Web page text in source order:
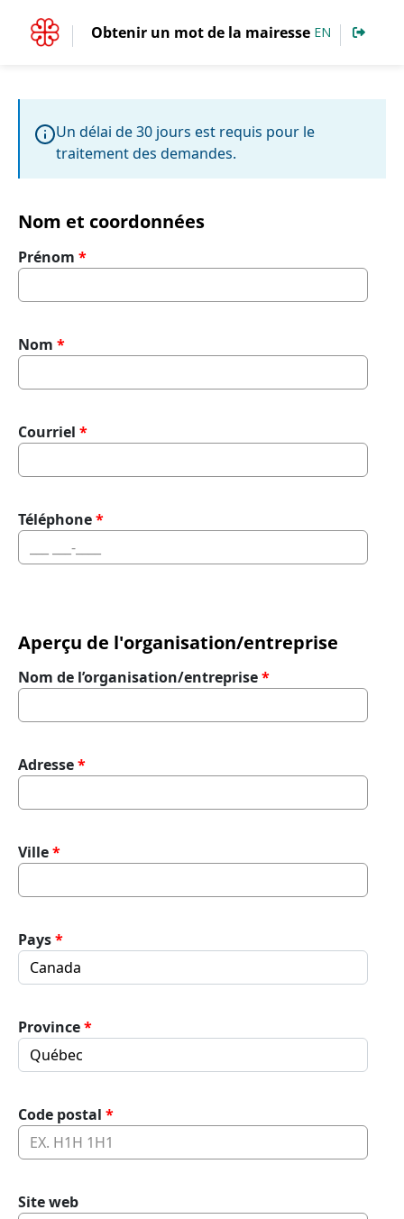
Obtenir un mot de la mairesse EN
Un délai de 30 jours est requis pour le
traitement des demandes.
Nom et coordonnées
Prénom
Nom
Courriel
Téléphone
Aperçu de l'organisation/entreprise
Nom de l’organisation/entreprise
Adresse
Ville
Pays
Province
Code postal
Site web